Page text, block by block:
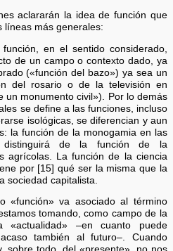
aclararán la idea de función que
líneas más generales:
en el sentido considerado,
de un campo o contexto dado, ya
(«función del bazo») ya sea un
del rosario o de la televisión en
un monumento civil»). Por lo demás
se define a las funciones, incluso
isológicas, se diferencian y aun
la función de la monogamia en las
distinguirá de la función de la
agrícolas. La función de la ciencia
por [15] qué ser la misma que la
sociedad capitalista.
«función» va asociado al término
tomando, como campo de la
–en cuanto puede
también al futuro–. Cuando